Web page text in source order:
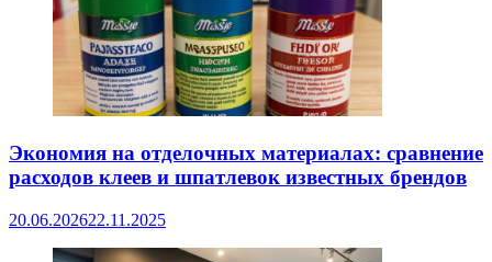
Экономия на отделочных материалах: сравнение
расходов клеев и шпатлевок известных брендов
20.06.202622.11.2025